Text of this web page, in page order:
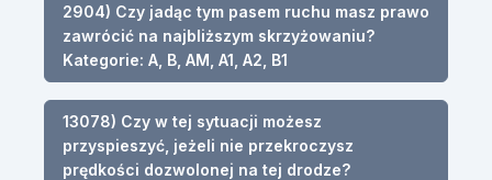
2904) Czy jadąc tym pasem ruchu masz prawo
zawrócić na najbliższym skrzyżowaniu?
Kategorie: A, B, AM, A1, A2, B1
13078) Czy w tej sytuacji możesz
przyspieszyć, jeżeli nie przekroczysz
prędkości dozwolonej na tej drodze?